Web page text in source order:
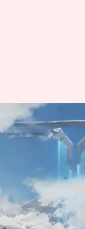
'The
dengan
menulis Bob Sep
Apa ceritanya